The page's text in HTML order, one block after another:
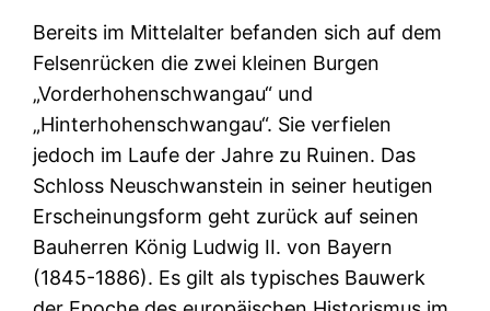
Bereits im Mittelalter befanden sich auf dem
Felsenrücken die zwei kleinen Burgen
„Vorderhohenschwangau“ und
„Hinterhohenschwangau“. Sie verfielen
jedoch im Laufe der Jahre zu Ruinen. Das
Schloss Neuschwanstein in seiner heutigen
Erscheinungsform geht zurück auf seinen
Bauherren König Ludwig II. von Bayern
(1845-1886). Es gilt als typisches Bauwerk